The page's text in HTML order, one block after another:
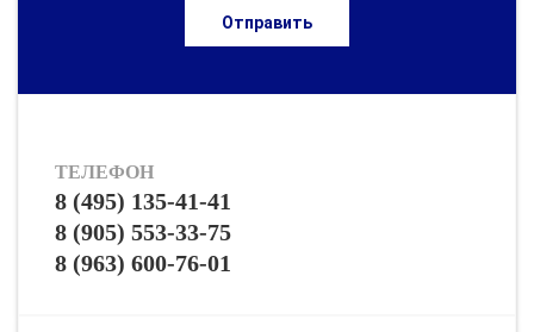
Отправить
ТЕЛЕФОН
8 (495) 135-41-41
8 (905) 553-33-75
8 (963) 600-76-01